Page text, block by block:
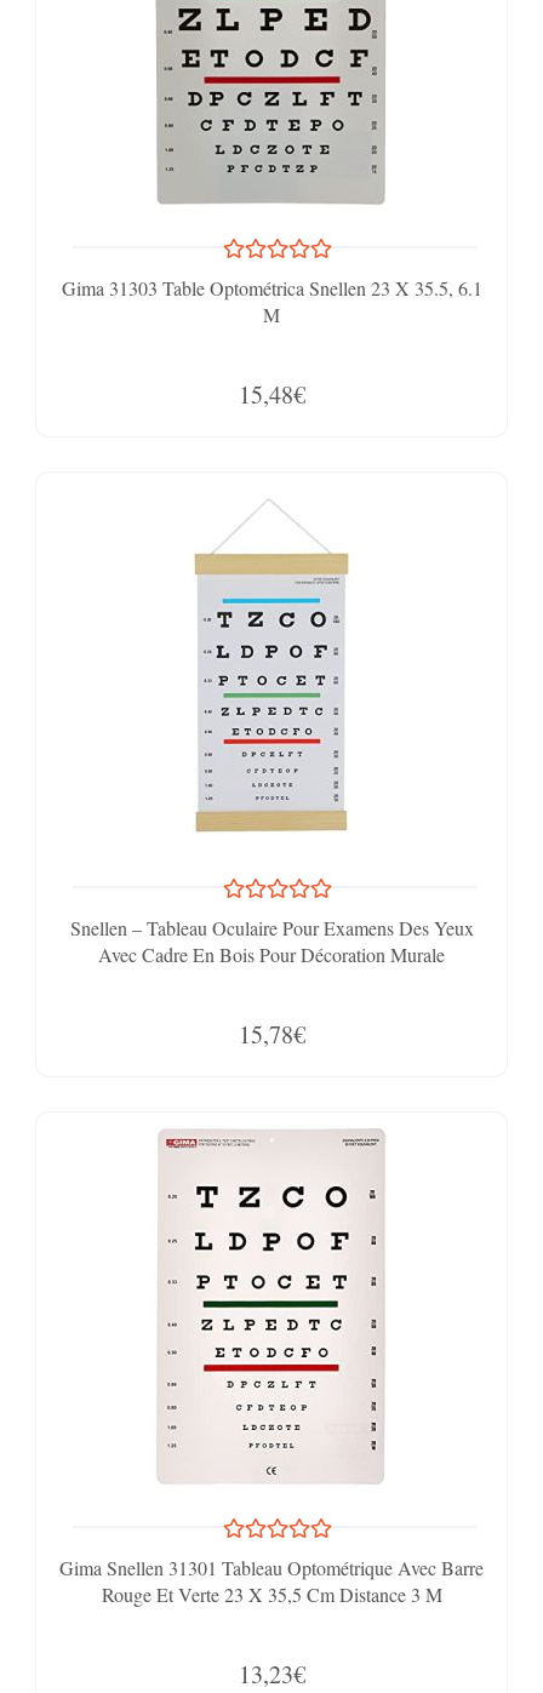
Gima 31303 Table Optométrica Snellen 23 X 35.5, 6.1
M
15,48€
Snellen – Tableau Oculaire Pour Examens Des Yeux
Avec Cadre En Bois Pour Décoration Murale
15,78€
Gima Snellen 31301 Tableau Optométrique Avec Barre
Rouge Et Verte 23 X 35,5 Cm Distance 3 M
13,23€